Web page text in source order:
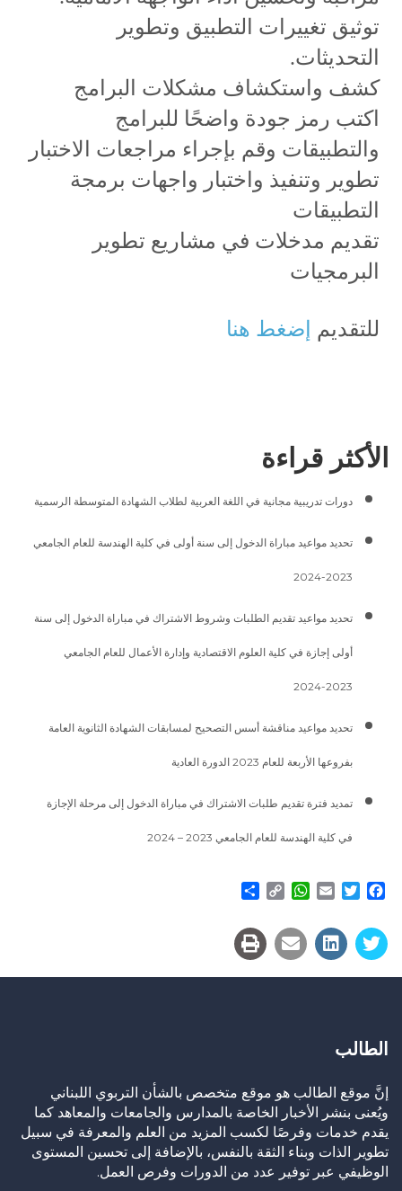
توثيق تغييرات التطبيق وتطوير
التحديثات.
كشف واستكشاف مشكلات البرامج
اكتب رمز جودة واضحًا للبرامج
والتطبيقات وقم بإجراء مراجعات الاختبار
تطوير وتنفيذ واختبار واجهات برمجة
التطبيقات
تقديم مدخلات في مشاريع تطوير
البرمجيات
للتقديم إضغط هنا
الأكثر قراءة
دورات تدريبية مجانية في اللغة العربية لطلاب الشهادة المتوسطة الرسمية
تحديد مواعيد مباراة الدخول إلى سنة أولى في كلية الهندسة للعام الجامعي
2023-2024
تحديد مواعيد تقديم الطلبات وشروط الاشتراك في مباراة الدخول إلى سنة
أولى إجازة في كلية العلوم الاقتصادية وإدارة الأعمال للعام الجامعي
2023-2024
تحديد مواعيد مناقشة أسس التصحيح لمسابقات الشهادة الثانوية العامة
بفروعها الأربعة للعام 2023 الدورة العادية
تمديد فترة تقديم طلبات الاشتراك في مباراة الدخول إلى مرحلة الإجازة
في كلية الهندسة للعام الجامعي 2023 – 2024
Facebook
Twitter
Email
WhatsApp
Copy
الطالب
إنَّ موقع الطالب هو موقع متخصص بالشأن التربوي اللبناني
ويُعنى بنشر الأخبار الخاصة بالمدارس والجامعات والمعاهد كما
يقدم خدمات وفرصًا لكسب المزيد من العلم والمعرفة في سبيل
تطوير الذات وبناء الثقة بالنفس، بالإضافة إلى تحسين المستوى
الوظيفي عبر توفير عدد من الدورات وفرص العمل.